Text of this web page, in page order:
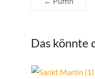
Das könnte